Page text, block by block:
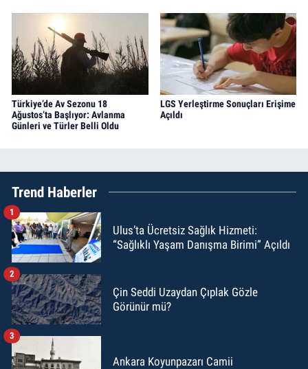
Türkiye’de Av Sezonu 18
Ağustos’ta Başlıyor: Avlanma
Günleri ve Türler Belli Oldu
LGS Yerleştirme Sonuçları Erişime
Açıldı
Trend Haberler
Ulus’ta Ücretsiz Sağlık Hizmeti:
“Sağlıklı Yaşam Danışma Birimi” Açıldı
1
Çin Seddi Uzaydan Çıplak Gözle
Görünür mü?
2
Ankara Koyunpazarı Camii
3